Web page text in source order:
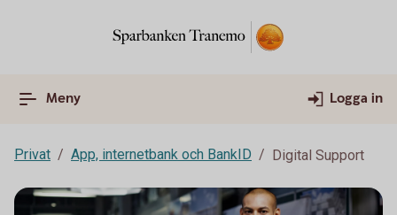
Meny Logga in
Privat App, internetbank och BankID Digital Support